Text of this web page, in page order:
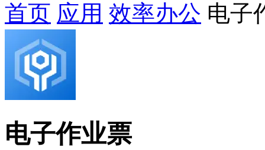
首页 应用 效率办公 电子
电子作业票